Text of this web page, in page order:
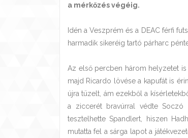
a mérkőzés végéig.
Idén a Veszprém és a DEAC férfi
harmadik sikeréig tartó párharc
Az első percben három helyzetet
majd Ricardo lövése a kapufát is
újra tüzelt, ám ezekből a
a ziccerét bravúrral védte
tesztelhette Spandlert, hiszen
mutatta fel a sárga lapot a